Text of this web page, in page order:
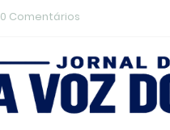
0 Comentários